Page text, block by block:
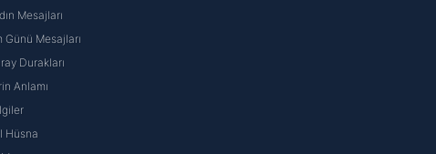
Mesajları
Günü Mesajları
Durakları
Anlamı
Hüsna